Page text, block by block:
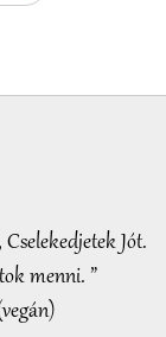
válogatás a
Jót.
menni. ”